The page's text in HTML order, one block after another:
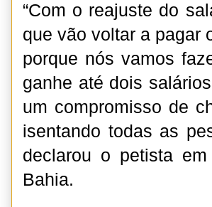
“Com o reajuste do
que vão voltar a pagar
porque nós vamos
ganhe até dois
um compromisso de
isentando todas as
declarou o petista
Bahia.